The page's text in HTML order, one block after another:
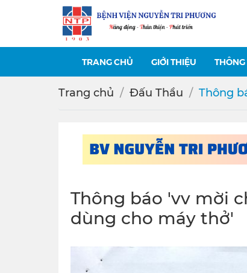
TRANG CHỦ GIỚI THIỆU
Trang chủ Đấu Thầu Thông
Thông báo 'vv mời
dùng cho máy thở'